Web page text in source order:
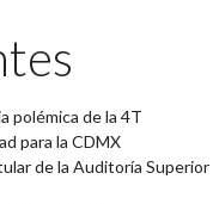
polémica de la 4T
para la CDMX
de la Auditoría Superior